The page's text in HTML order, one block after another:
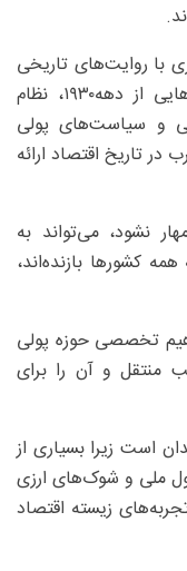
با روایت‌های تاریخی
و تجربی است. نویسنده با مرور نمونه‌هایی از دهه۱۹۳۰، نظام
و سیاست‌های پولی
در تاریخ اقتصاد ارائه
نشود، می‌تواند به
کشورها بازنده‌اند،
تخصصی حوزه پولی
منتقل و آن را برای
است زیرا بسیاری از
ملی و شوک‌های ارزی
زیسته اقتصاد